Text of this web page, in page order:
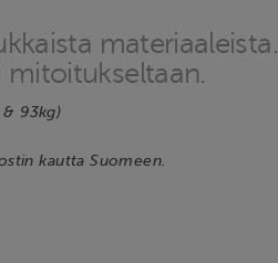
materiaaleista.
mitoitukseltaan.
93kg)
kautta Suomeen.